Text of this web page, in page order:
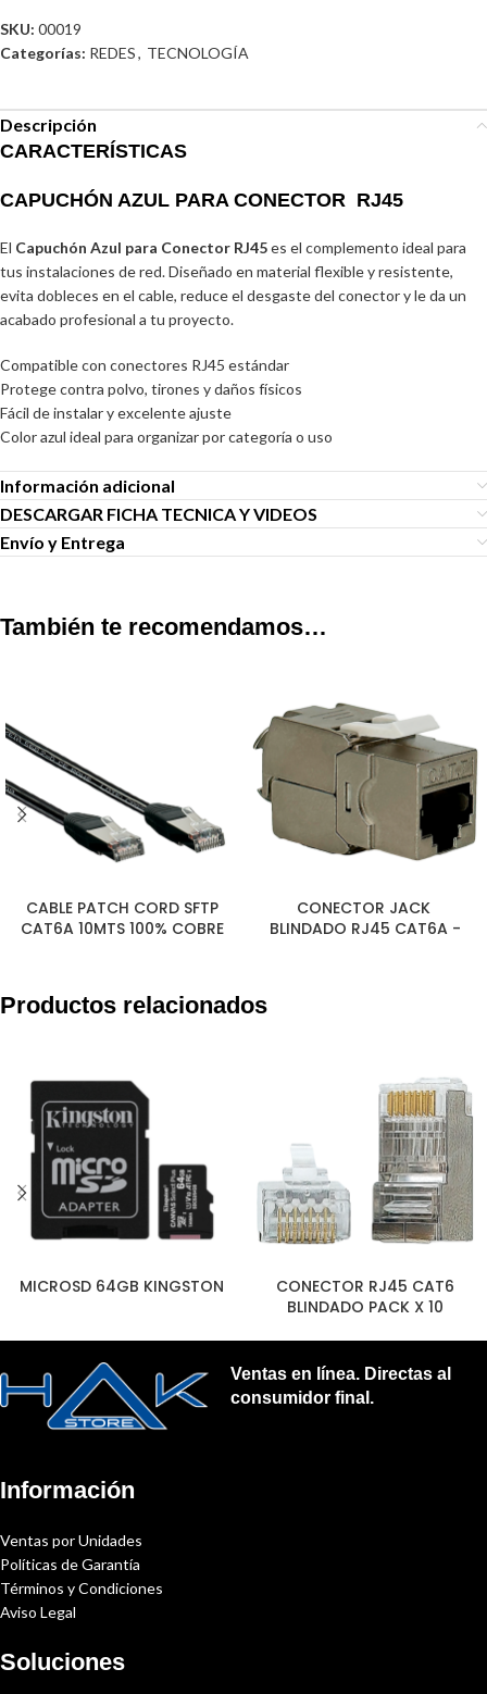
SKU: 00019
Categorías: REDES, TECNOLOGÍA
Descripción
CARACTERÍSTICAS
CAPUCHÓN AZUL PARA CONECTOR RJ45
El Capuchón Azul para Conector RJ45es el complemento ideal para
tus instalaciones de red. Diseñado en material flexible y resistente,
evita dobleces en el cable, reduce el desgaste del conector y le da un
acabado profesional a tu proyecto.
Compatible con conectores RJ45 estándar
Protege contra polvo, tirones y daños físicos
Fácil de instalar y excelente ajuste
Color azul ideal para organizar por categoría o uso
Información adicional
DESCARGAR FICHA TECNICA Y VIDEOS
Envío y Entrega
También te recomendamos…
CABLE PATCH CORD SFTP
CAT6A 10MTS 100% COBRE
CONECTOR JACK
BLINDADO RJ45 CAT6A -
Productos relacionados
MICROSD 64GB KINGSTON
CONECTOR RJ45 CAT6
BLINDADO PACK X 10
Ventas en línea. Directas al
consumidor final.
Información
Ventas por Unidades
Políticas de Garantía
Términos y Condiciones
Aviso Legal
Soluciones